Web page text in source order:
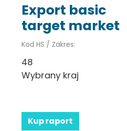
Export basic
target market
Kod HS / Zakres:
48
Wybrany kraj
Kup raport